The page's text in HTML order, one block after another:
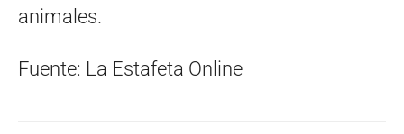
animales.
Fuente: La Estafeta Online